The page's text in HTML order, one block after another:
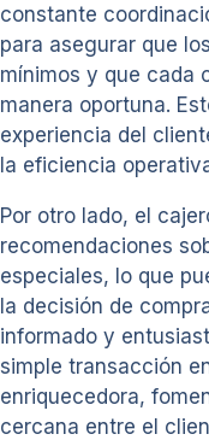
constante
para asegurar que
mínimos y que cada
manera oportuna.
experiencia del
la eficiencia
Por otro lado, el
recomendaciones
especiales, lo que
la decisión de
informado y
simple transacción
enriquecedora,
cercana entre el